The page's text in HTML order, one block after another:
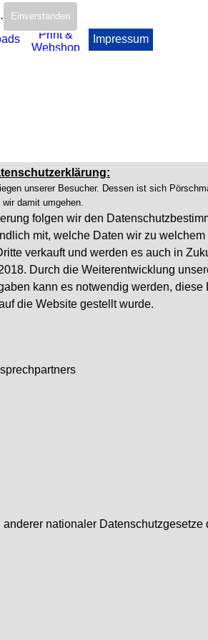
Einverstanden
▼
Print &
Webshop
▼
Impressum
unserer Besucher. Dessen ist sich
damit umgehen.
folgen wir den
mit, welche Daten wir zu
verkauft und werden es auch in
Durch die Weiterentwicklung
kann es notwendig werden,
die Website gestellt wurde.
nationaler